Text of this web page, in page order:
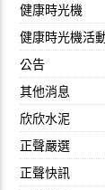
健康時光機
健康時光機活
公告
其他消息
欣欣水泥
正聲嚴選
正聲快訊